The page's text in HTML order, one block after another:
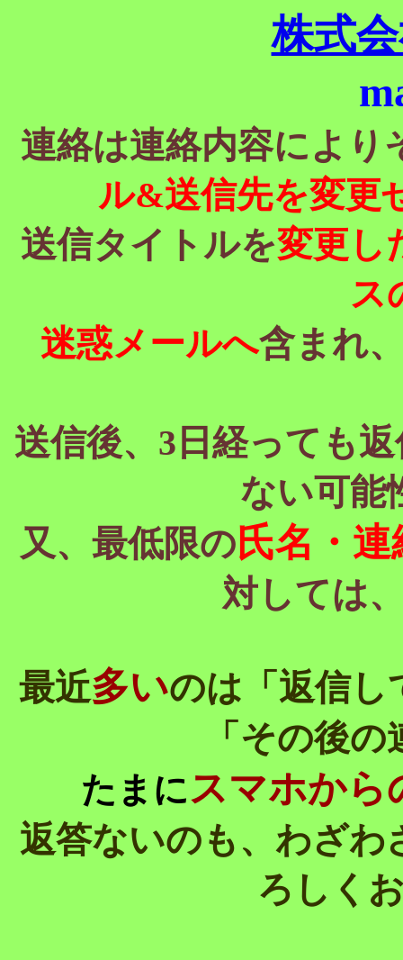
株式
連絡は連絡内容により
ル&送信先を変更
送信タイトルを変更し
ス
迷惑メールへ含まれ
送信後、3日経っても
ない可能
又、最低限の氏名・
対しては
最近多いのは「返信し
「その後
たまにスマホから
返答ないのも、わざわ
ろしく